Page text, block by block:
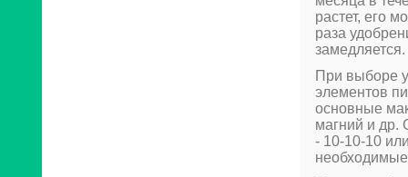
растет, его
раза
замедляется.
При выборе
элементов
основные
магний и др.
- 10-10-10
необходимые